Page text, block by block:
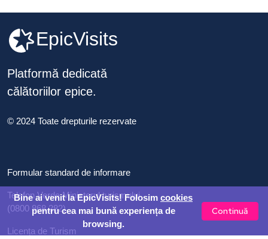
EpicVisits
Platformă dedicată
călătoriilor epice.
© 2024 Toate drepturile rezervate
Formular standard de informare
Telefon Verde Ministerul turismului
(0800 868 282)
Licența de Turism
Bine ai venit la EpicVisits! Folosim cookies
pentru cea mai bună experiența de
browsing.
Continuă